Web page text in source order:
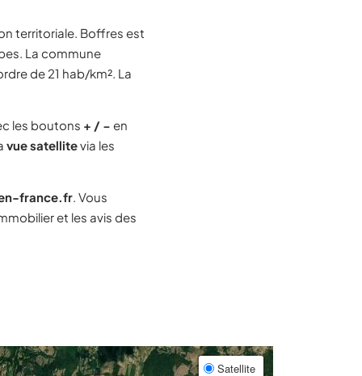
territoriale. Boffres est
La commune
de 21 hab/km². La
les boutons + / − en
vue satellitevia les
france.fr. Vous
et les avis des
Satellite